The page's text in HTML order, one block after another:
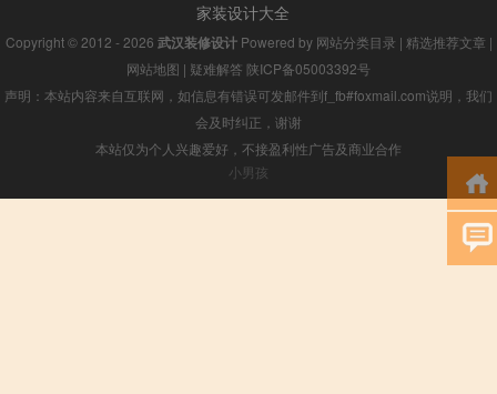
家装设计大全
Copyright © 2012 - 2026 武汉装修设计Powered by 网站分类目录 | 精选推荐文章 |
网站地图 | 疑难解答 陕ICP备05003392号
声明：本站内容来自互联网，如信息有错误可发邮件到f_fb#foxmail.com说明，我们
会及时纠正，谢谢
本站仅为个人兴趣爱好，不接盈利性广告及商业合作
小男孩